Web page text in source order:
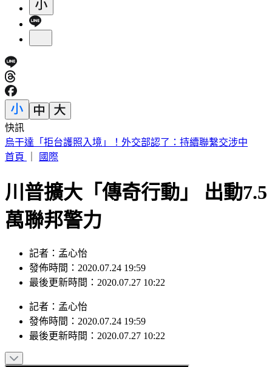
快訊
白海豚接近！新北淡水驚見龍捲風 民眾驚呼：難得一遇
首頁
國際
川普擴大「傳奇行動」 出動7.5
萬聯邦警力
記者：孟心怡
發佈時間：2020.07.24 19:59
最後更新時間：2020.07.27 10:22
記者 ： 孟心怡
發佈時間： 2020.07.24 19:59
最後更新時間： 2020.07.27 10:22